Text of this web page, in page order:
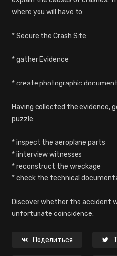
where you will have to:
* Secure the Crash Site
* gather Evidence
* create photographic
Having collected the evidence,
puzzle:
* inspect the aeroplane parts
* iinterview witnesses
* reconstruct the wreckage
* check the technical
Discover whether the accident
unfortunate coincidence.
Поделиться